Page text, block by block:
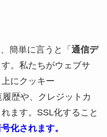
簡単に言うと「 通信デ
。私たちがウェブサ
にクッキー
履歴や、クレジットカ
ます。SSL化すること
化されます。